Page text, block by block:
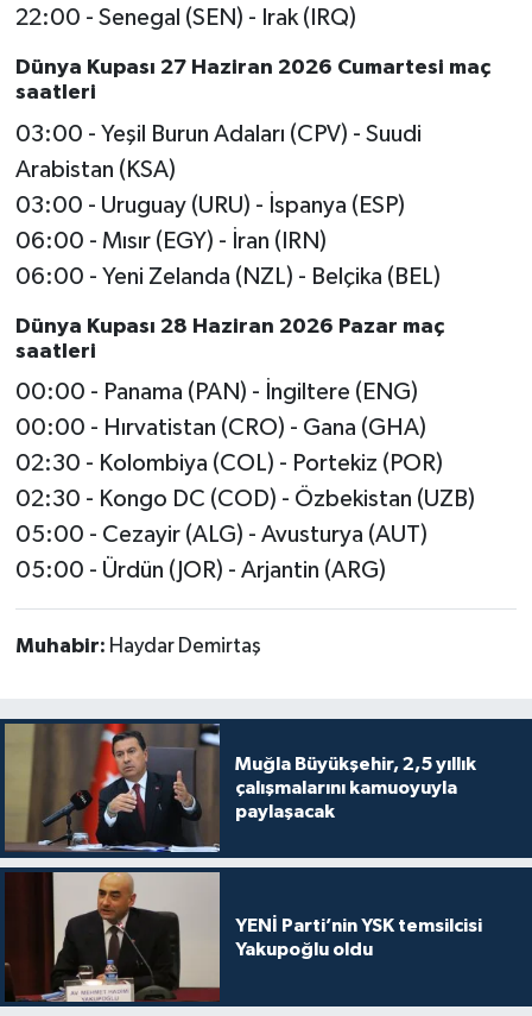
22:00 - Senegal (SEN) - Irak (IRQ)
Dünya Kupası 27 Haziran 2026 Cumartesi maç
saatleri
03:00 - Yeşil Burun Adaları (CPV) - Suudi
Arabistan (KSA)
03:00 - Uruguay (URU) - İspanya (ESP)
06:00 - Mısır (EGY) - İran (IRN)
06:00 - Yeni Zelanda (NZL) - Belçika (BEL)
Dünya Kupası 28 Haziran 2026 Pazar maç
saatleri
00:00 - Panama (PAN) - İngiltere (ENG)
00:00 - Hırvatistan (CRO) - Gana (GHA)
02:30 - Kolombiya (COL) - Portekiz (POR)
02:30 - Kongo DC (COD) - Özbekistan (UZB)
05:00 - Cezayir (ALG) - Avusturya (AUT)
05:00 - Ürdün (JOR) - Arjantin (ARG)
Muhabir: Haydar Demirtaş
Muğla Büyükşehir, 2,5 yıllık
çalışmalarını kamuoyuyla
paylaşacak
YENİ Parti’nin YSK temsilcisi
Yakupoğlu oldu